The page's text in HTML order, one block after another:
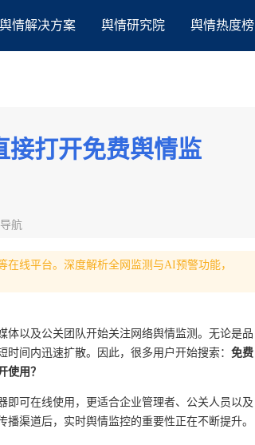
舆情解决方案 舆情研究院 舆情热度榜
接打开免费舆情监
航
线平台。深度解析全网监测与AI预警功能，
体以及公关团队开始关注网络舆情监测。无论是品
间内迅速扩散。因此，很多用户开始搜索： 免费
使用？
可在线使用，更适合企业管理者、公关人员以及
渠道后，实时舆情监控的重要性正在不断提升。